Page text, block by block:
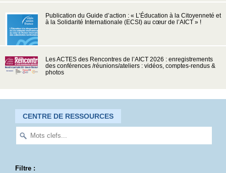
Publication du Guide d’action : « L’Éducation à la Citoyenneté et
à la Solidarité Internationale (ECSI) au cœur de l’AICT » !
Les ACTES des Rencontres de l’AICT 2026 : enregistrements
des conférences /réunions/ateliers : vidéos, comptes-rendus &
photos
CENTRE DE RESSOURCES
Filtre :